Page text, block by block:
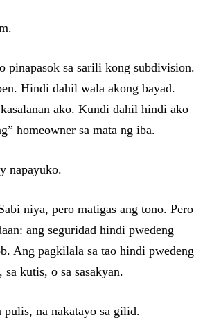
pinapasok sa sarili kong subdivision.
Hindi dahil wala akong bayad.
ako. Kundi dahil hindi ako
homeowner sa mata ng iba.
napayuko.
niya, pero matigas ang tono. Pero
ang seguridad hindi pwedeng
Ang pagkilala sa tao hindi pwedeng
sa kutis, o sa sasakyan.
pulis, na nakatayo sa gilid.